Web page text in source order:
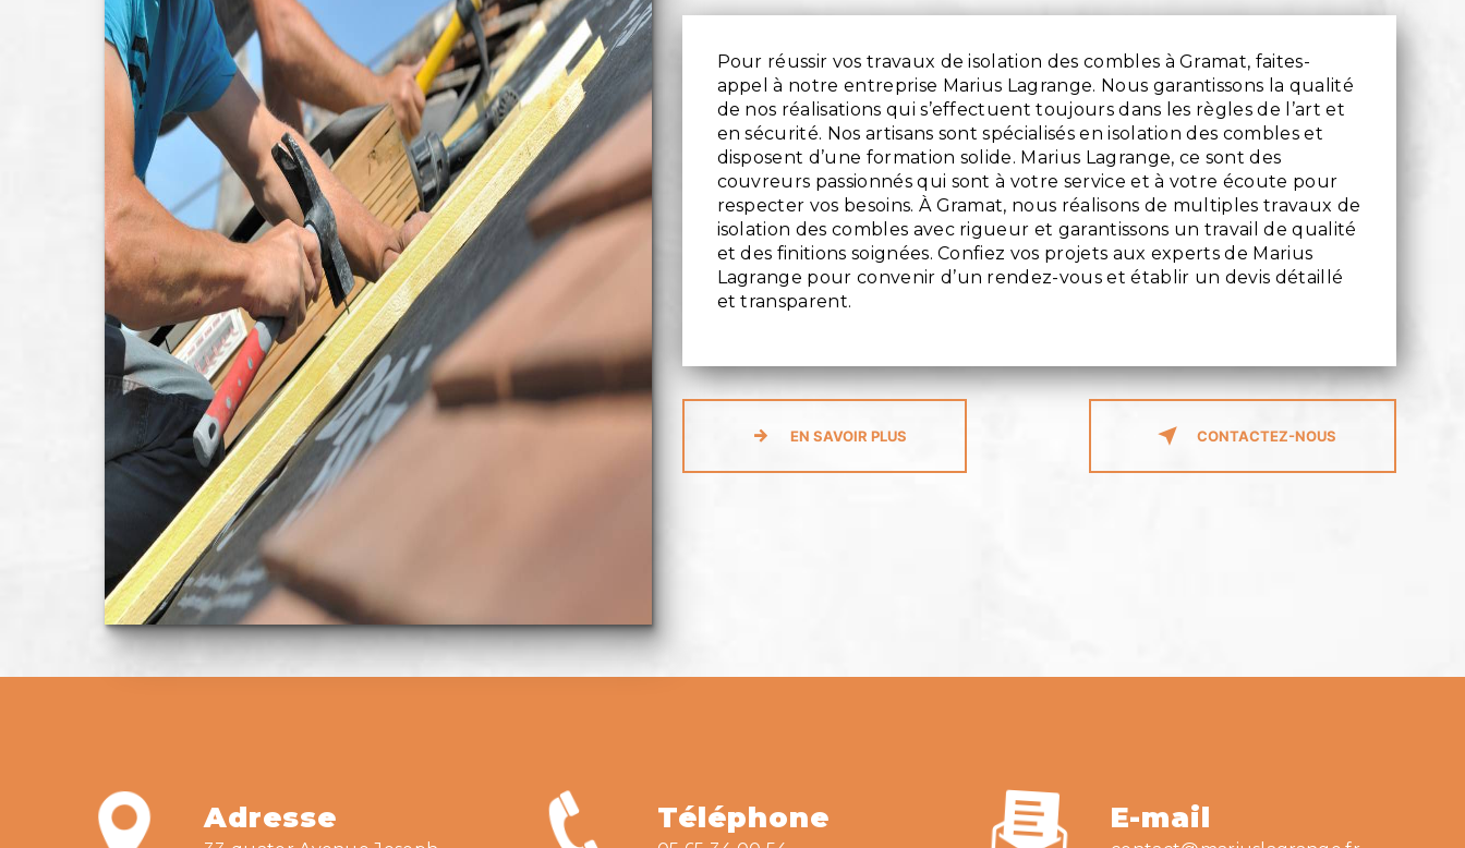
Pour réussir vos travaux de isolation des combles à Gramat, faites-
appel à notre entreprise Marius Lagrange. Nous garantissons la qualité
de nos réalisations qui s’effectuent toujours dans les règles de l’art et
en sécurité. Nos artisans sont spécialisés en isolation des combles et
disposent d’une formation solide. Marius Lagrange, ce sont des
couvreurs passionnés qui sont à votre service et à votre écoute pour
respecter vos besoins. À Gramat, nous réalisons de multiples travaux de
isolation des combles avec rigueur et garantissons un travail de qualité
et des finitions soignées. Confiez vos projets aux experts de Marius
Lagrange pour convenir d’un rendez-vous et établir un devis détaillé
et transparent.
EN SAVOIR PLUS CONTACTEZ-NOUS
Adresse Téléphone E-mail